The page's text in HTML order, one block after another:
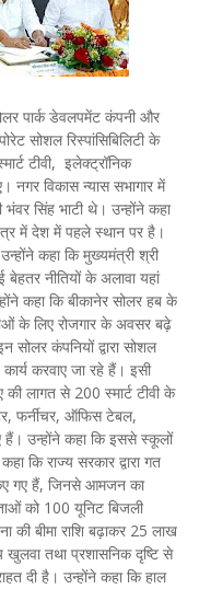
पार्क डेवलपमेंट कंपनी और
सोशल रिस्पांसिबिलिटी के
टीवी, इलेक्ट्रॉनिक
नगर विकास न्यास सभागार में
सिंह भाटी थे। उन्होंने कहा
में देश में पहले स्थान पर है।
कहा कि मुख्यमंत्री श्री
बेहतर नीतियों के अलावा यहां
कहा कि बीकानेर सोलर हब के
के लिए रोजगार के अवसर बढ़े
सोलर कंपनियों द्वारा सोशल
कार्य करवाए जा रहे हैं। इसी
लागत से 200 स्मार्ट टीवी के
फर्नीचर, ऑफिस टेबल,
हैं। उन्होंने कहा कि इससे स्कूलों
कि राज्य सरकार द्वारा गत
गए हैं, जिनसे आमजन का
को 100 यूनिट बिजली
की बीमा राशि बढ़ाकर 25 लाख
खुलवा तथा प्रशासनिक दृष्टि से
दी है। उन्होंने कहा कि हाल